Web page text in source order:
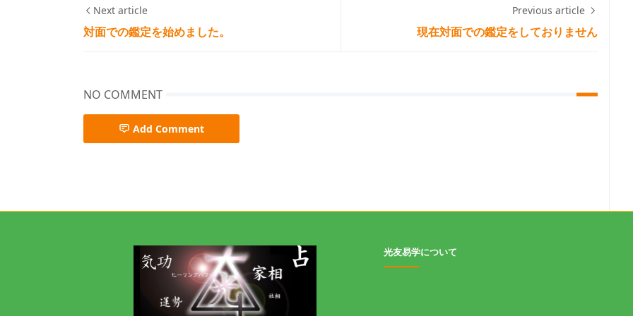
Next article
対面での鑑定を始めました。
Previous article
現在対面での鑑定をしておりません
NO COMMENT
Add Comment
光友易学について